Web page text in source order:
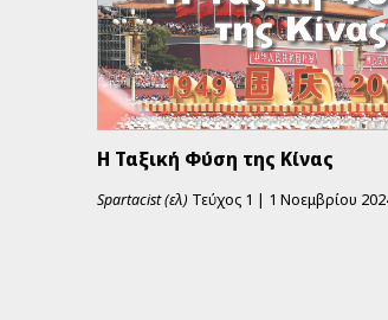
Η Ταξική Φύση της Κίνας
Spartacist (ελ) Τεύχος 1 | 1 Νοεμβρίου